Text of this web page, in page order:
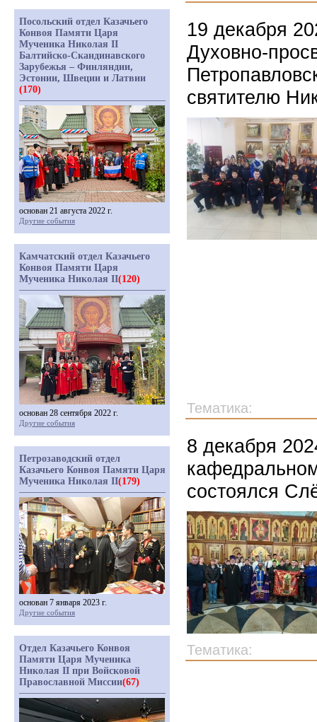
19 декабря
Духовно-
святителю
Тематика:
8 декабря
состоялся
Тематика:
Посольский отдел Казачьего
Конвоя Памяти Царя
Мученика Николая II
Балтийско-Скандинавского
Зарубежья – Финляндии,
Эстонии, Швеции и Латвии
(170)
основан 21 августа 2022 г.
Другие события
Камчатский отдел Казачьего
Конвоя Памяти Царя
Мученика Николая II(120)
основан 28 сентября 2022 г.
Другие события
Петрозаводский отдел
Казачьего Конвоя Памяти Царя
Мученика Николая II(179)
основан 7 января 2023 г.
Другие события
Отдел Казачьего Конвоя
Памяти Царя Мученика
Николая II при Войсковой
Православной Миссии(67)